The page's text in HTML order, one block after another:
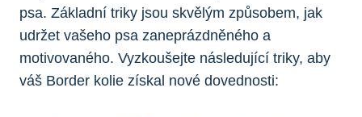
psa. Základní triky jsou skvělým způsobem, jak
udržet vašeho psa zaneprázdněného a
motivovaného. Vyzkoušejte následující triky, aby
váš Border kolie získal nové dovednosti: